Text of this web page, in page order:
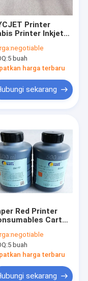
Printer
Printer Inkjet
Tinta Uv
negotiable
5 buah
harga terbaru
sekarang
Red Printer
Carton
Printing Ink
negotiable
5 buah
harga terbaru
sekarang